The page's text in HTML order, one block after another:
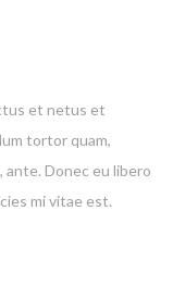
et netus et
tortor quam,
Donec eu libero
mi vitae est.